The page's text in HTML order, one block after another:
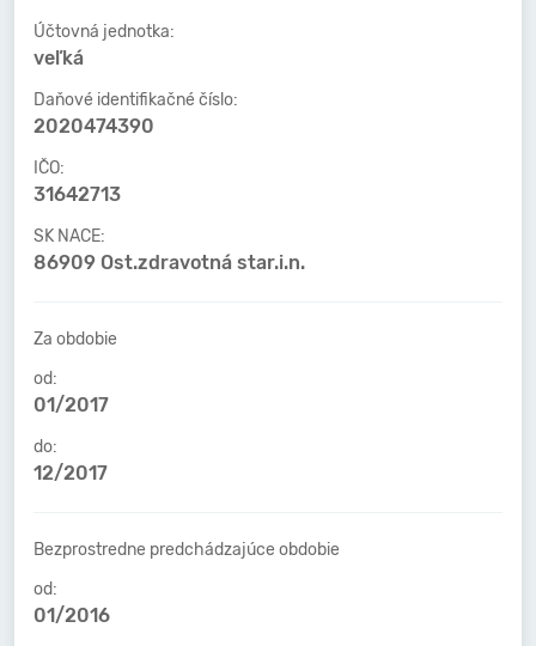
Účtovná jednotka:
veľká
Daňové identifikačné číslo:
2020474390
IČO:
31642713
SK NACE:
86909 Ost.zdravotná star.i.n.
Za obdobie
od:
01/2017
do:
12/2017
Bezprostredne predchádzajúce obdobie
od:
01/2016